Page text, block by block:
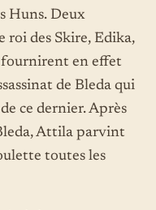
Huns. Deux
roi des Skire, Edika,
fournirent en effet
de Bleda qui
ce dernier. Après
Attila parvint
toutes les